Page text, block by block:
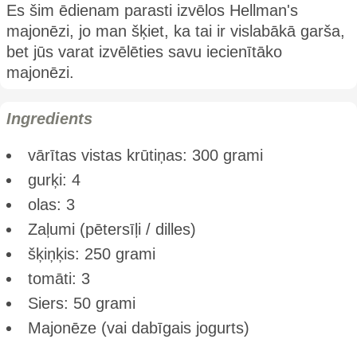
Es šim ēdienam parasti izvēlos Hellman's
majonēzi, jo man šķiet, ka tai ir vislabākā garša,
bet jūs varat izvēlēties savu iecienītāko
majonēzi.
Ingredients
vārītas vistas krūtiņas: 300 grami
gurķi: 4
olas: 3
Zaļumi (pētersīļi / dilles)
šķiņķis: 250 grami
tomāti: 3
Siers: 50 grami
Majonēze (vai dabīgais jogurts)